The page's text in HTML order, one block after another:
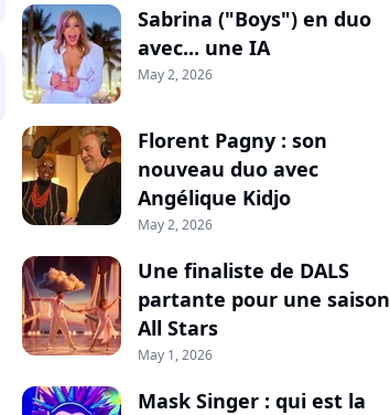
Sabrina ("Boys") en duo
avec... une IA
May 2, 2026
Florent Pagny : son
nouveau duo avec
Angélique Kidjo
May 2, 2026
Une finaliste de DALS
partante pour une saison
All Stars
May 1, 2026
Mask Singer : qui est la